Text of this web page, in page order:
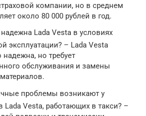
компании, но в среднем
около 80 000 рублей в год.
Lada Vesta в условиях
эксплуатации? – Lada Vesta
надежна, но требует
обслуживания и замены
проблемы возникают у
Lada Vesta, работающих в такси? –